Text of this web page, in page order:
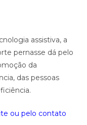
assistiva, a
pernasse dá pelo
da
das pessoas
ou pelo contato